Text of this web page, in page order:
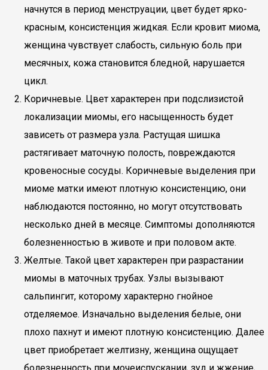
начнутся в период менструации, цвет будет ярко-
красным, консистенция жидкая. Если кровит миома,
женщина чувствует слабость, сильную боль при
месячных, кожа становится бледной, нарушается
цикл.
Коричневые. Цвет характерен при подслизистой
локализации миомы, его насыщенность будет
зависеть от размера узла. Растущая шишка
растягивает маточную полость, повреждаются
кровеносные сосуды. Коричневые выделения при
миоме матки имеют плотную консистенцию, они
наблюдаются постоянно, но могут отсутствовать
несколько дней в месяце. Симптомы дополняются
болезненностью в животе и при половом акте.
Желтые. Такой цвет характерен при разрастании
миомы в маточных трубах. Узлы вызывают
сальпингит, которому характерно гнойное
отделяемое. Изначально выделения белые, они
плохо пахнут и имеют плотную консистенцию. Далее
цвет приобретает желтизну, женщина ощущает